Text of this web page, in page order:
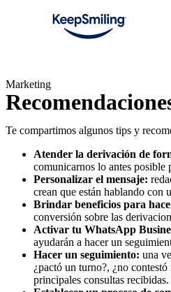
Marketing
Te compartimos algunos tips y
Atender la derivación de
comunicarnos lo antes posible
Personalizar el mensaje:
crean que están hablando con
Brindar beneficios para
conversión sobre las
Activar tu WhatsApp
ayudarán a hacer un
Hacer un seguimiento: una
¿pactó un turno?, ¿no
principales consultas